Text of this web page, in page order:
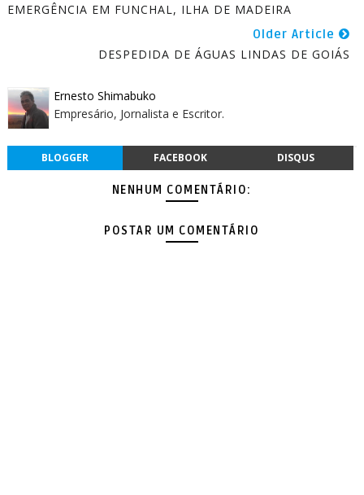
EMERGÊNCIA EM FUNCHAL, ILHA DE MADEIRA
Older Article
DESPEDIDA DE ÁGUAS LINDAS DE GOIÁS
Ernesto Shimabuko
Empresário, Jornalista e Escritor.
BLOGGER FACEBOOK DISQUS
NENHUM COMENTÁRIO:
POSTAR UM COMENTÁRIO